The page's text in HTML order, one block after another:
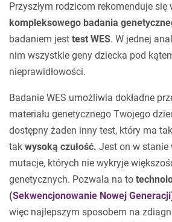
Przyszłym rodzicom rekomenduje się
kompleksowego badania
badaniem jest test WES. W jednej
nim wszystkie geny dziecka pod
nieprawidłowości.
Badanie WES umożliwia dokładne
materiału genetycznego Twojego
dostępny żaden inny test, który ma tak
tak wysoką czułość. Jest on w stanie
mutacje, których nie wykryje
genetycznych. Pozwala na to
(Sekwencjonowanie Nowej Generacji
więc najlepszym sposobem na